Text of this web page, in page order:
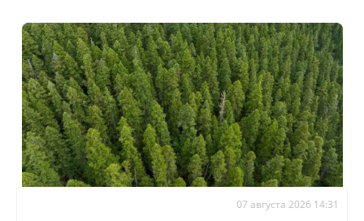
07 августа 2026 14:31